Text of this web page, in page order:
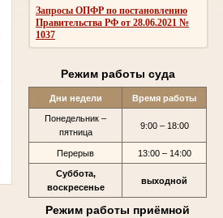
Запросы ОПФР по постановлению
Правительства РФ от 28.06.2021 №
1037
Режим работы суда
Дни недели Время работы
Понедельник –
пятница
9:00 – 18:00
Перерыв 13:00 – 14:00
Суббота,
воскресенье
выходной
Режим работы приёмной